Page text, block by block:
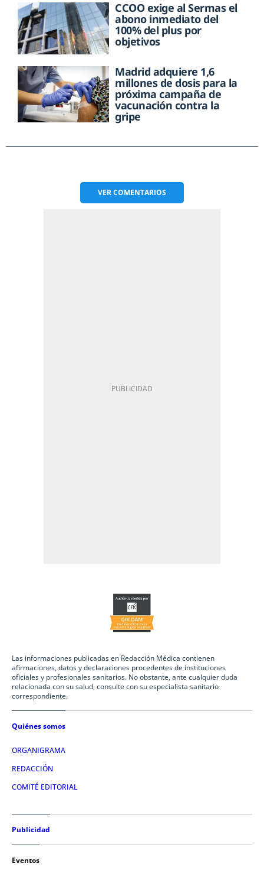
CCOO exige al Sermas el
abono inmediato del
100% del plus por
objetivos
Madrid adquiere 1,6
millones de dosis para la
próxima campaña de
vacunación contra la
gripe
VERCOMENTARIOS
Las informaciones publicadas en Redacción Médica contienen
afirmaciones, datos y declaraciones procedentes de instituciones
oficiales y profesionales sanitarios. No obstante, ante cualquier duda
relacionada con su salud, consulte con su especialista sanitario
correspondiente.
Quiénes somos
ORGANIGRAMA
REDACCIÓN
COMITÉ EDITORIAL
Publicidad
Eventos